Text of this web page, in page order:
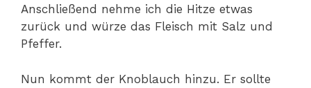
Anschließend nehme ich die Hitze etwas
zurück und würze das Fleisch mit Salz und
Pfeffer.
Nun kommt der Knoblauch hinzu. Er sollte